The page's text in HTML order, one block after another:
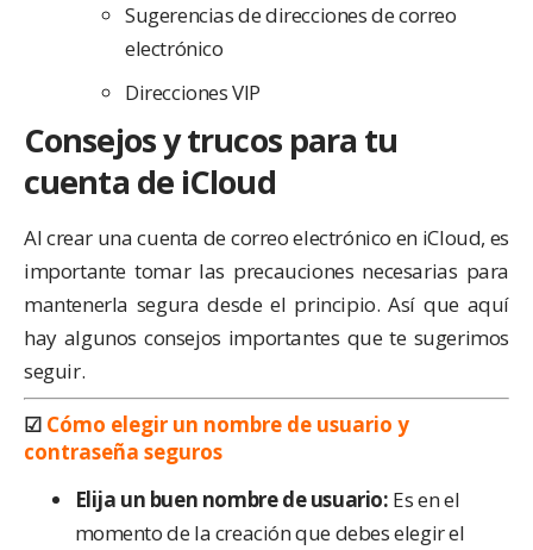
Sugerencias de direcciones de correo
electrónico
Direcciones VIP
Consejos y trucos para tu
cuenta de iCloud
Al crear una cuenta de correo electrónico en iCloud, es
importante tomar las precauciones necesarias para
mantenerla segura desde el principio. Así que aquí
hay algunos consejos importantes que te sugerimos
seguir.
☑ Cómo elegir un nombre de usuario y
contraseña seguros
Elija un buen nombre de usuario: Es en el
momento de la creación que debes elegir el